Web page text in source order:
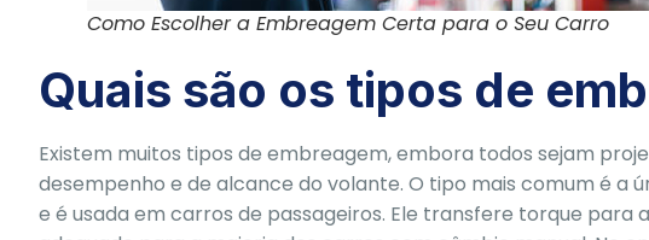
Como Escolher a Embreagem Certa para o Seu Carro
Quais são os tipos de
Existem muitos tipos de embreagem, embora todos sejam
desempenho e de alcance do volante. O tipo mais comum é a
e é usada em carros de passageiros. Ele transfere torque